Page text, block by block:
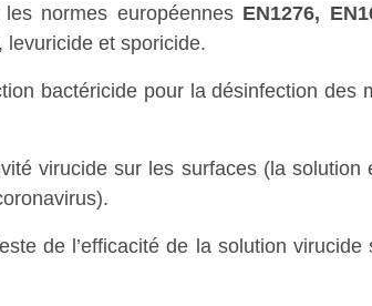
normes européennes EN1276,
levuricide et sporicide.
bactéricide pour la désinfection des
virucide sur les surfaces (la
de l’efficacité de la solution